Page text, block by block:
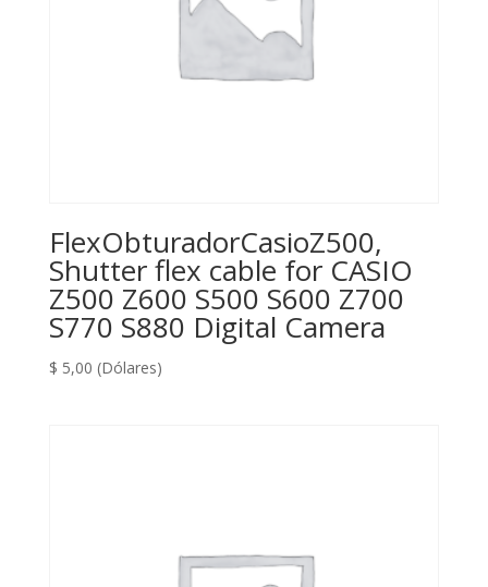
FlexObturadorCasioZ500,
Shutter flex cable for CASIO
Z500 Z600 S500 S600 Z700
S770 S880 Digital Camera
$ 5,00 (Dólares)